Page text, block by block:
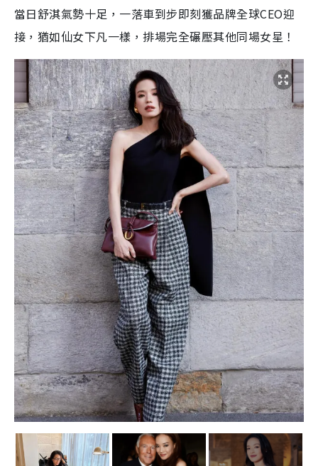
當日舒淇氣勢十足，一落車到步即刻獲品牌全球CEO迎
接，猶如仙女下凡一樣，排場完全碾壓其他同場女星！